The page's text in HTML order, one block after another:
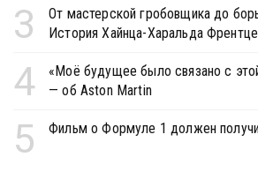
3
От мастерской гробовщика до
История Хайнца-Харальда
4
«Моё будущее было связано с
— об Aston Martin
5 Фильм о Формуле 1 должен